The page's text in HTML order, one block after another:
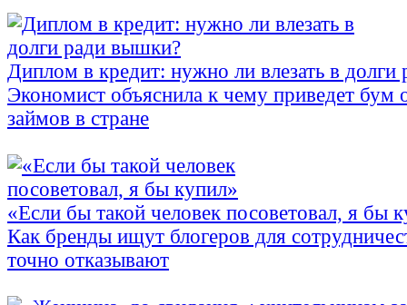
Диплом в кредит: нужно ли влезать в
Экономист объяснила к чему приведет бум
займов в стране
«Если бы такой человек посоветовал, я бы
Как бренды ищут блогеров для
точно отказывают